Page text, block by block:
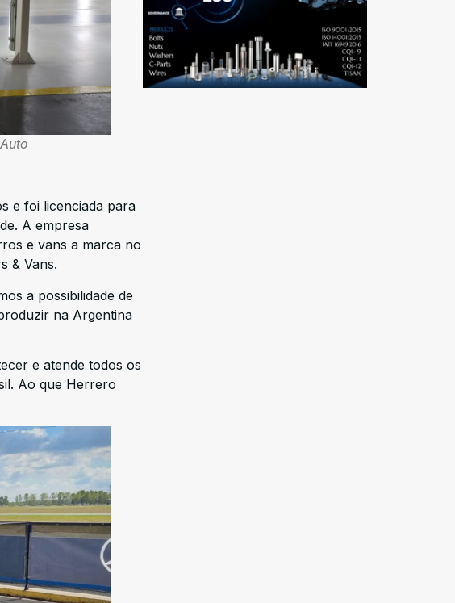
e foi licenciada para
A empresa
e vans a marca no
& Vans.
a possibilidade de
na Argentina
e atende todos os
Ao que Herrero